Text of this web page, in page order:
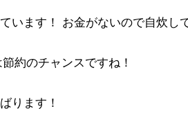
います！ お金がないので自炊し
約のチャンスですね！
ります！